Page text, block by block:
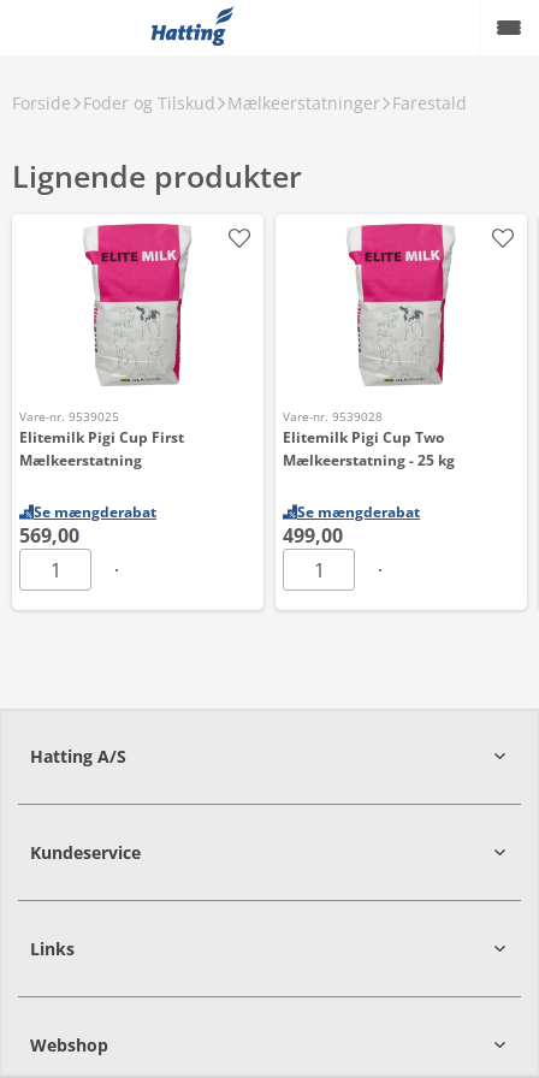
Forside Foder og Tilskud Mælkeerstatninger Farestald
Lignende produkter
Vare-nr. 9539025
Elitemilk Pigi Cup First
Mælkeerstatning
Se mængderabat
569,00
Vare-nr. 9539028
Elitemilk Pigi Cup Two
Mælkeerstatning - 25 kg
Se mængderabat
499,00
Hatting A/S
8700Horsens
Kundeservice
Links
Webshop